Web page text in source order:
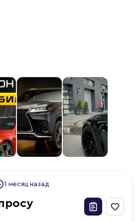
1 месяц назад